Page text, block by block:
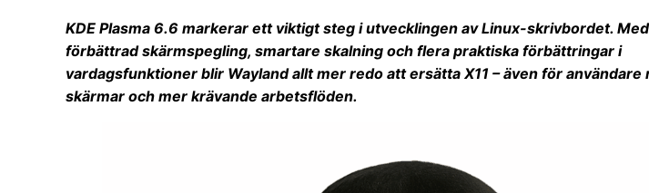
KDE Plasma 6.6 markerar ett viktigt steg i utvecklingen av Linux-skrivbordet.
förbättrad skärmspegling, smartare skalning och flera praktiska förbättringar i
vardagsfunktioner blir Wayland allt mer redo att ersätta X11 – även för användare
skärmar och mer krävande arbetsflöden.